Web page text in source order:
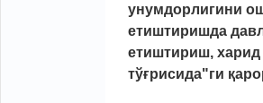
унумдорлигини
етиштиришда
етиштириш, харид
тўғрисида"ги